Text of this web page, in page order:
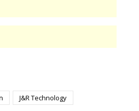
J&R Technology